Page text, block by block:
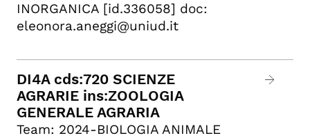
INORGANICA [id.336058] doc:
eleonora.aneggi@uniud.it
DI4A cds:720 SCIENZE
AGRARIE ins:ZOOLOGIA
GENERALE AGRARIA
Team: 2024-BIOLOGIA ANIMALE